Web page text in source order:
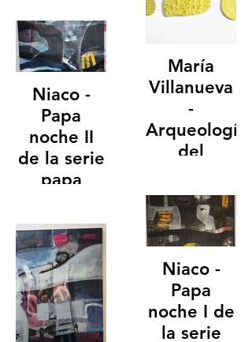
patas de
ave.
17 x 28cm 2025
María
Villanueva
-
Arqueologías
del
100 x 170. 2025
yeso
Pigmentado
Niaco -
Papa
noche II
de la serie
papa
184 x 143cm.
2024
Niaco -
Papa
noche I de
la serie